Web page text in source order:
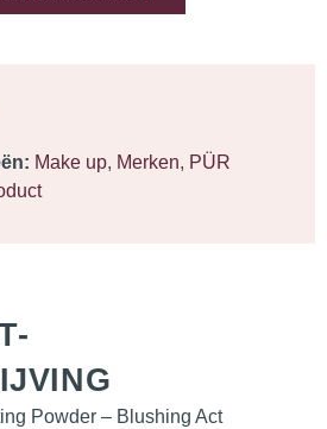
Make up, Merken, PÜR
Powder – Blushing Act